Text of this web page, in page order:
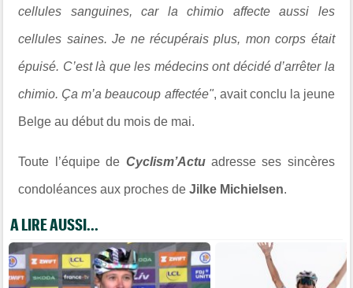
cellules sanguines, car la chimio affecte aussi les
cellules saines. Je ne récupérais plus, mon corps était
épuisé. C’est là que les médecins ont décidé d’arrêter la
chimio. Ça m’a beaucoup affectée", avait conclu la jeune
Belge au début du mois de mai.
Toute l’équipe de Cyclism’Actuadresse ses sincères
condoléances aux proches deJilke Michielsen.
A LIRE AUSSI...